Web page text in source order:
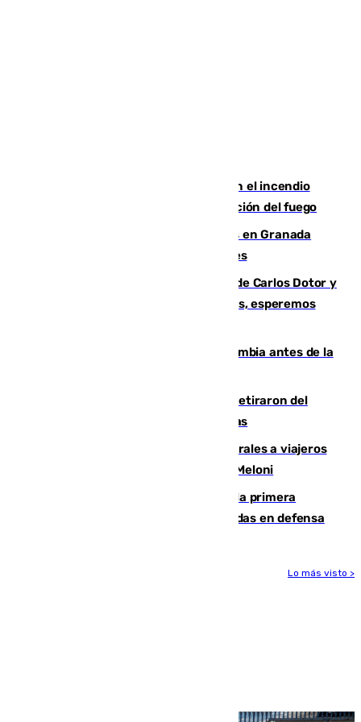
Activado el nivel 2 de emergencia en el incendio
forestal de Niebla por la compleja evolución del fuego
Controlado un incendio de rastrojos en Granada
junto a la autovía y al Callejón de Nogales
Juanfran Funes, sobre las lesiones de Carlos Dotor y
Fernando Calero: “Estamos preocupados, esperemos
Felipe VI refuerza los lazos con Colombia antes de la
Fernando Calero y Carlos Dotor se retiraron del
encuentro contra el Ceuta con molestias
España restablece controles temporales a viajeros
procedentes de Italia como repuesta a Meloni
El Málaga cae ante el Ceuta y suma la primera
derrota de la pretemporada dejando dudas en defensa
Lo más visto >